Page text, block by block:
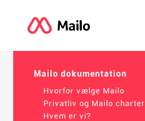
Mailo dokumentation
Hvorfor vælge Mailo
Privatliv og Mailo charter
Hvem er vi?